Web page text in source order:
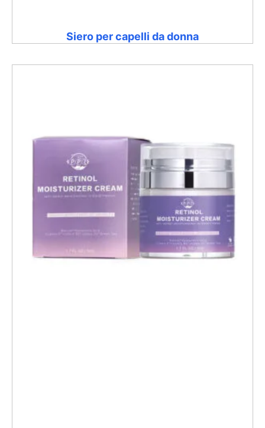
Siero per capelli da donna